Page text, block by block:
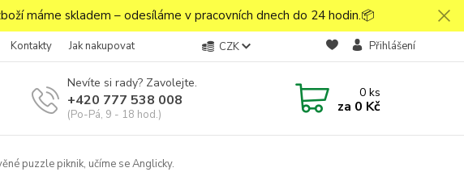
máme skladem – odesíláme v pracovních dnech do 24 hodin.📦
Kontakty Jak nakupovat CZK Přihlášení
Nevíte si rady? Zavolejte.
+420 777 538 008
(Po-Pá, 9 - 18 hod.)
0ks
za 0 Kč
puzzle piknik, učíme se Anglicky.